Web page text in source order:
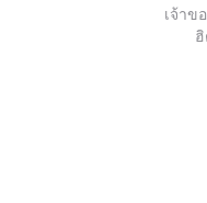
เจ้าข